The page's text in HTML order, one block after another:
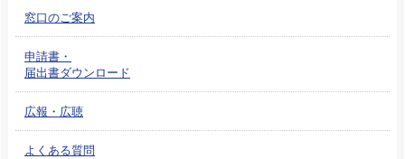
窓口のご案内
申請書・
届出書ダウンロード
広報・広聴
よくある質問